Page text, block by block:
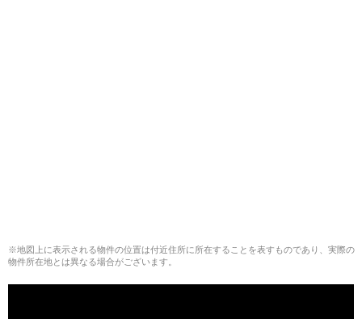
※地図上に表示される物件の位置は付近住所に所在することを表すものであり、実際の
物件所在地とは異なる場合がございます。